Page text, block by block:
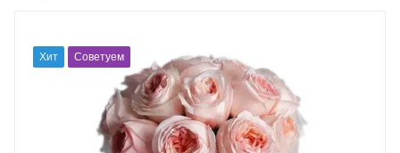
Хит Советуем